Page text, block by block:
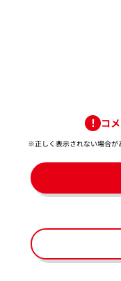
コ
※正しく表示されない場合が